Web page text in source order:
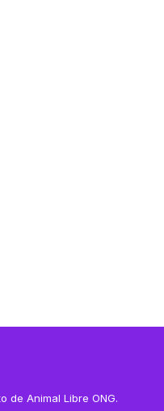
de Animal Libre ONG.